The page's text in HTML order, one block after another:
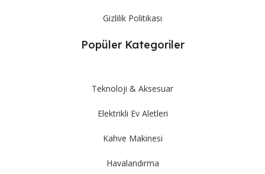
Gizlilik Politikası
Popüler Kategoriler
Teknoloji & Aksesuar
Elektrikli Ev Aletleri
Kahve Makinesi
Havalandırma